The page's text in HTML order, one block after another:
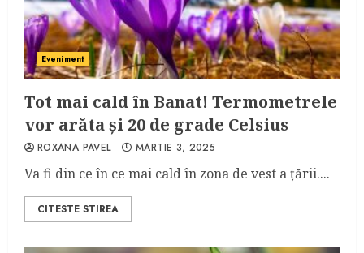
Eveniment
Tot mai cald în Banat! Termometrele
vor arăta și 20 de grade Celsius
ROXANA PAVEL MARTIE 3, 2025
Va fi din ce în ce mai cald în zona de vest a țării....
CITESTE STIREA